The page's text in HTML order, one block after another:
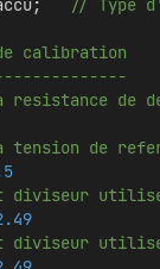
// Type
calibration
de
de
diviseur
diviseur